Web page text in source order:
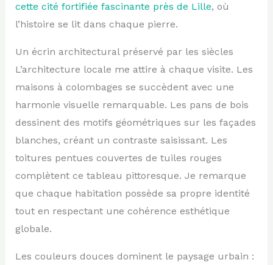
cette cité fortifiée fascinante près de Lille, où
l’histoire se lit dans chaque pierre.
Un écrin architectural préservé par les siècles
L’architecture locale me attire à chaque visite. Les
maisons à colombages se succèdent avec une
harmonie visuelle remarquable. Les pans de bois
dessinent des motifs géométriques sur les façades
blanches, créant un contraste saisissant. Les
toitures pentues couvertes de tuiles rouges
complètent ce tableau pittoresque. Je remarque
que chaque habitation possède sa propre identité
tout en respectant une cohérence esthétique
globale.
Les couleurs douces dominent le paysage urbain :